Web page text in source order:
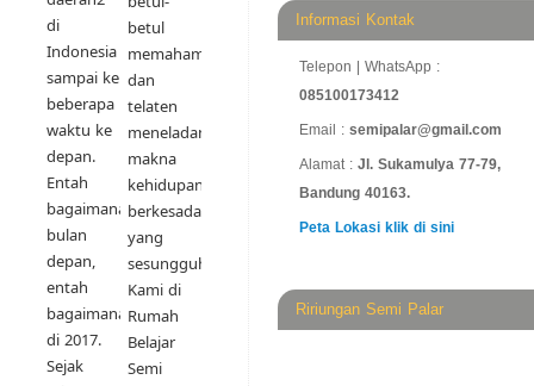
di
Indonesia
sampai ke
beberapa
waktu ke
depan.
Entah
bagaimana
bulan
depan,
entah
bagaimana
di 2017.
Sejak
betul
memahami
dan
telaten
meneladani
makna
kehidupan
berkesadaran
yang
sesungguhnya.
Kami di
Rumah
Belajar
Semi
Informasi Kontak
Telepon | WhatsApp :
085100173412
Email : semipalar@gmail.com
Alamat : Jl. Sukamulya 77-79,
Bandung 40163.
Peta Lokasi klik di sini
Ririungan Semi Palar